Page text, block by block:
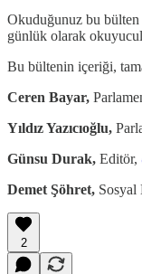
Okuduğunuz bu
günlük olarak
Bu bültenin içeriği,
Ceren Bayar,
Yıldız Yazıcıoğlu,
Günsu Durak, Editör,
Demet Şöhret, Sosyal
2